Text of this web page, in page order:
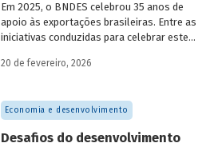
Em 2025, o BNDES celebrou 35 anos de
apoio às exportações brasileiras. Entre as
iniciativas conduzidas para celebrar este
quanto para a história do
Brasil, está o lançamento da publicação
“BNDES Exim: 35 anos de apoio às
20 de fevereiro, 2026
Economia e desenvolvimento
Desafios do desenvolvimento